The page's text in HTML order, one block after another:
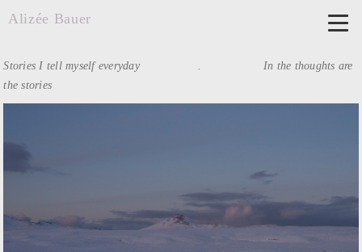
Alizée Bauer
Stories I tell myself everyday . In the thoughts are
the stories